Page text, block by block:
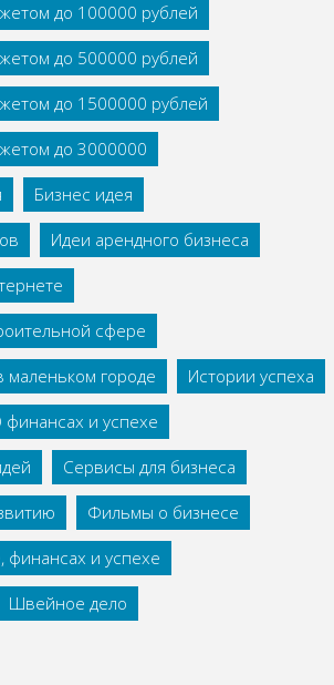
до 100000 рублей
до 500000 рублей
до 1500000 рублей
до 3000000
Бизнес идея
Идеи арендного бизнеса
сфере
маленьком городе
Истории успеха
финансах и успехе
Сервисы для бизнеса
Фильмы о бизнесе
и успехе
Швейное дело